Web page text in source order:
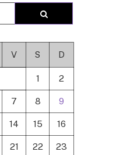
V S D
1 2
7 8 9
14 15 16
21 22 23